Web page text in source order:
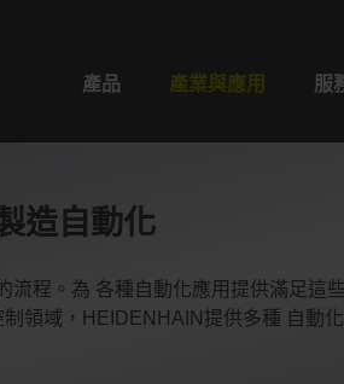
產品 產業與應用 服
造自動化
程。為 各種自動化應用提供滿足這
領域，HEIDENHAIN提供多種 自動